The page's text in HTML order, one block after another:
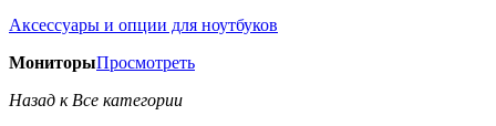
Аксессуары и опции для ноутбуков
МониторыПросмотреть
Назад к Все категории